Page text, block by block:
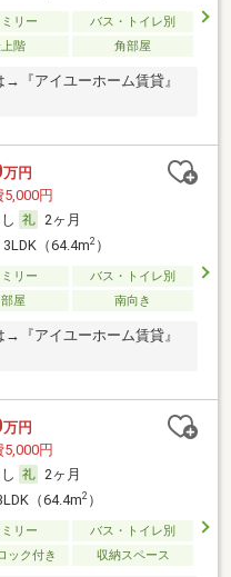
リー
バス・トイレ別
階 角部屋
『アイユーホーム賃貸』
万円
円
2ヶ月
（64.4m2）
リー
バス・トイレ別
屋 南向き
『アイユーホーム賃貸』
万円
円
2ヶ月
（64.4m2）
リー
バス・トイレ別
ック付き 収納スペース